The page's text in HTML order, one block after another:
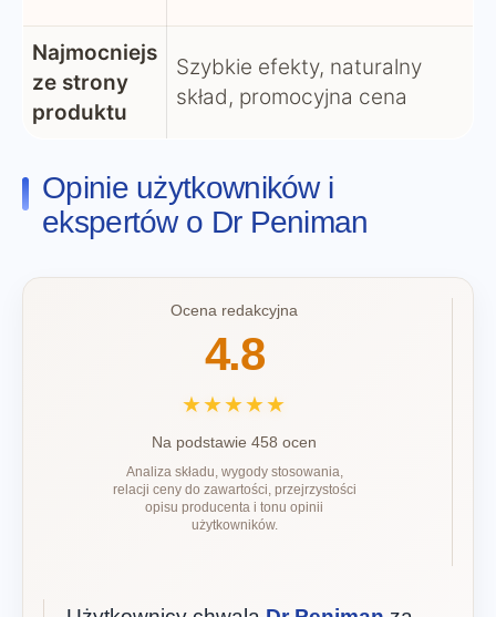
Najmocniejs
ze strony
produktu
Szybkie efekty, naturalny
skład, promocyjna cena
Opinie użytkowników i
ekspertów o Dr Peniman
Ocena redakcyjna
4.8
★★★★★
Na podstawie 458 ocen
Analiza składu, wygody stosowania,
relacji ceny do zawartości, przejrzystości
opisu producenta i tonu opinii
użytkowników.